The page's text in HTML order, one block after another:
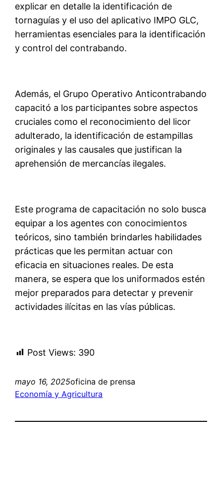
explicar en detalle la identificación de
tornaguías y el uso del aplicativo IMPO GLC,
herramientas esenciales para la identificación
y control del contrabando.
Además, el Grupo Operativo Anticontrabando
capacitó a los participantes sobre aspectos
cruciales como el reconocimiento del licor
adulterado, la identificación de estampillas
originales y las causales que justifican la
aprehensión de mercancías ilegales.
Este programa de capacitación no solo busca
equipar a los agentes con conocimientos
teóricos, sino también brindarles habilidades
prácticas que les permitan actuar con
eficacia en situaciones reales. De esta
manera, se espera que los uniformados estén
mejor preparados para detectar y prevenir
actividades ilícitas en las vías públicas.
Post Views: 390
mayo 16, 2025oficina de prensa
Economía y Agricultura